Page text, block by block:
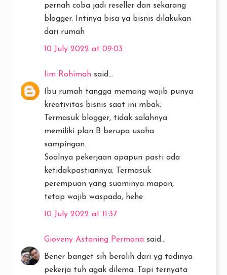
pernah coba jadi reseller dan sekarang
blogger. Intinya bisa ya bisnis dilakukan
dari rumah
10 July 2022 at 09:03
Iim Rohimah said...
Ibu rumah tangga memang wajib punya
kreativitas bisnis saat ini mbak.
Termasuk blogger, tidak salahnya
memiliki plan B berupa usaha
sampingan.
Soalnya pekerjaan apapun pasti ada
ketidakpastiannya. Termasuk
perempuan yang suaminya mapan,
tetap wajib waspada, hehe
10 July 2022 at 11:37
Gioveny Astaning Permana said...
Bener banget sih beralih dari yg tadinya
pekerja tuh agak dilema. Tapi ternyata